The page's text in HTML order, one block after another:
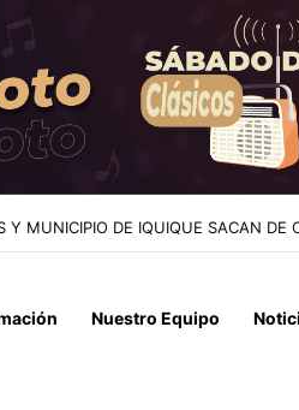
EN LA
Nuestro Equipo